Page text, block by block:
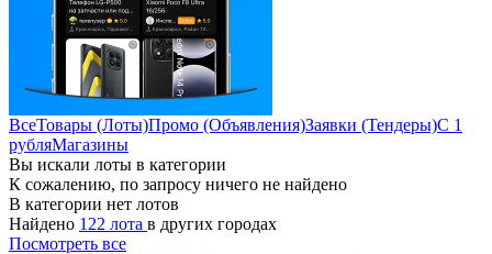
ВсеТовары (Лоты)Промо (Объявления)Заявки (Тендеры)С 1
рубляМагазины
Вы искали лоты в категории
К сожалению, по запросу ничего не найдено
В категории нет лотов
Найдено 122 лота в других городах
Посмотреть все